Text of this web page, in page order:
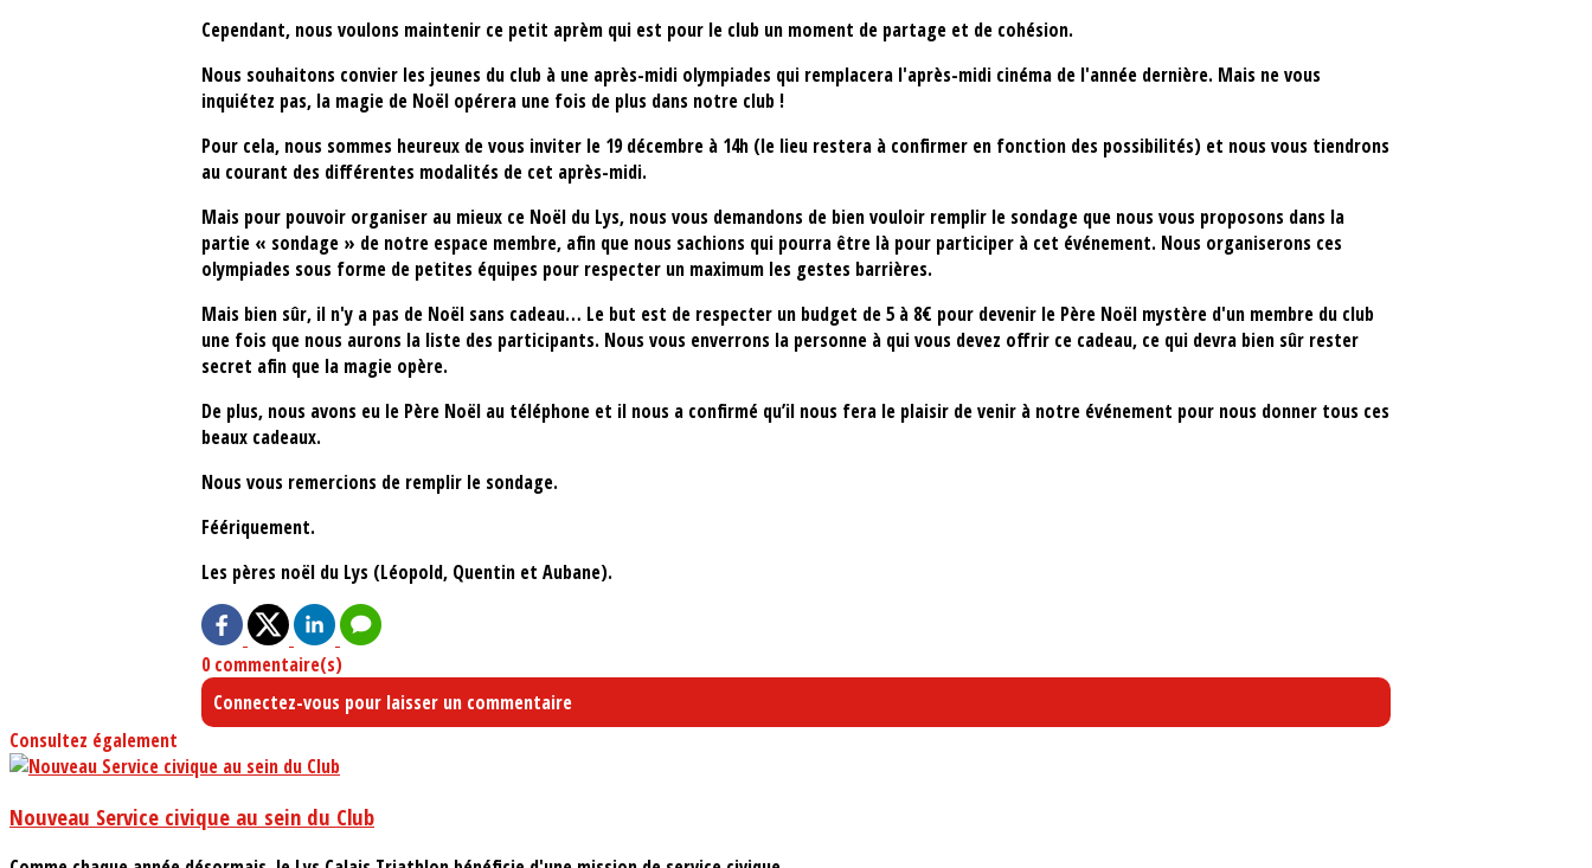
Cependant, nous voulons maintenir ce petit aprèm qui est pour le club un moment de partage et de cohésion.
Nous souhaitons convier les jeunes du club à une après-midi olympiades qui remplacera l'après-midi cinéma de l'année dernière. Mais ne vous
inquiétez pas, la magie de Noël opérera une fois de plus dans notre club !
Pour cela, nous sommes heureux de vous inviter le 19 décembre à 14h (le lieu restera à confirmer en fonction des possibilités) et nous vous tiendrons
au courant des différentes modalités de cet après-midi.
Mais pour pouvoir organiser au mieux ce Noël du Lys, nous vous demandons de bien vouloir remplir le sondage que nous vous proposons dans la
partie « sondage » de notre espace membre, afin que nous sachions qui pourra être là pour participer à cet événement. Nous organiserons ces
olympiades sous forme de petites équipes pour respecter un maximum les gestes barrières.
Mais bien sûr, il n'y a pas de Noël sans cadeau… Le but est de respecter un budget de 5 à 8€ pour devenir le Père Noël mystère d'un membre du club
une fois que nous aurons la liste des participants. Nous vous enverrons la personne à qui vous devez offrir ce cadeau, ce qui devra bien sûr rester
secret afin que la magie opère.
De plus, nous avons eu le Père Noël au téléphone et il nous a confirmé qu’il nous fera le plaisir de venir à notre événement pour nous donner tous ces
beaux cadeaux.
Nous vous remercions de remplir le sondage.
Féériquement.
Les pères noël du Lys (Léopold, Quentin et Aubane).
0 commentaire(s)
Connectez-vous pour laisser un commentaire
Consultez également
Nouveau Service civique au sein du Club